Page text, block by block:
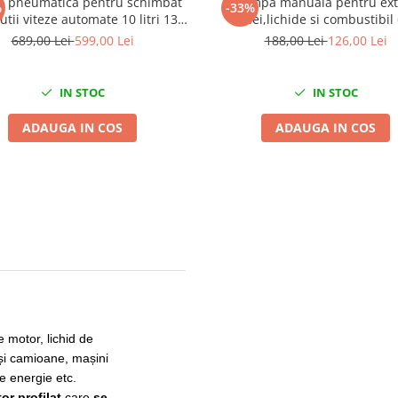
viteze automate 10 litri 13
adaptoare
689,00 Lei599,00 Lei
IN STOC
ADAUGA IN COS
-33%
ulei,lichide si combustibil
188,00 Lei126,00 Lei
IN STOC
ADAUGA IN COS
motor, lichid de
camioane, mașini
energie etc.